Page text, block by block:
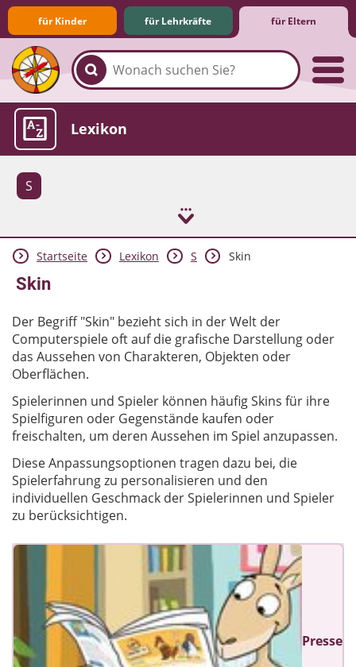
für Kinder für Lehrkräfte für Eltern
Familie & Medien
Spieletipps & Lernsoftware
Die Jüngsten im Netz
Lexikon
S
Aktuelles
Startseite Lexikon S Skin
Skin
Der Begriff "Skin" bezieht sich in der Welt der
Computerspiele oft auf die grafische Darstellung oder
das Aussehen von Charakteren, Objekten oder
Oberflächen.
Spielerinnen und Spieler können häufig Skins für ihre
Spielfiguren oder Gegenstände kaufen oder
freischalten, um deren Aussehen im Spiel anzupassen.
Diese Anpassungsoptionen tragen dazu bei, die
Spielerfahrung zu personalisieren und den
individuellen Geschmack der Spielerinnen und Spieler
zu berücksichtigen.
Presse